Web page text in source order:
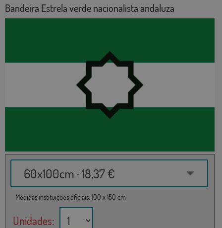
Bandeira Estrela verde nacionalista andaluza
60x100cm · 18,37 €
Medidas instituições oficiais: 100 x 150 cm
Unidades: